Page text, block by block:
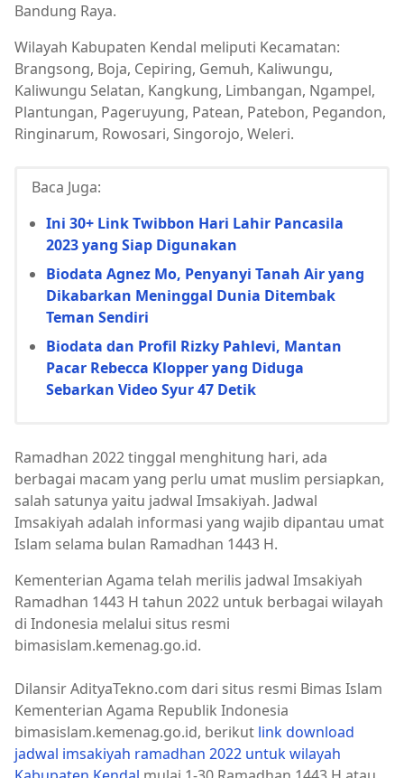
Bandung Raya.
Wilayah Kabupaten Kendal meliputi Kecamatan:
Brangsong, Boja, Cepiring, Gemuh, Kaliwungu,
Kaliwungu Selatan, Kangkung, Limbangan, Ngampel,
Plantungan, Pageruyung, Patean, Patebon, Pegandon,
Ringinarum, Rowosari, Singorojo, Weleri.
Baca Juga:
Ini 30+ Link Twibbon Hari Lahir Pancasila
2023 yang Siap Digunakan
Biodata Agnez Mo, Penyanyi Tanah Air yang
Dikabarkan Meninggal Dunia Ditembak
Teman Sendiri
Biodata dan Profil Rizky Pahlevi, Mantan
Pacar Rebecca Klopper yang Diduga
Sebarkan Video Syur 47 Detik
Ramadhan 2022 tinggal menghitung hari, ada
berbagai macam yang perlu umat muslim persiapkan,
salah satunya yaitu jadwal Imsakiyah. Jadwal
Imsakiyah adalah informasi yang wajib dipantau umat
Islam selama bulan Ramadhan 1443 H.
Kementerian Agama telah merilis jadwal Imsakiyah
Ramadhan 1443 H tahun 2022 untuk berbagai wilayah
di Indonesia melalui situs resmi
bimasislam.kemenag.go.id.
Dilansir AdityaTekno.com dari situs resmi Bimas Islam
Kementerian Agama Republik Indonesia
bimasislam.kemenag.go.id, berikut link download
jadwal imsakiyah ramadhan 2022 untuk wilayah